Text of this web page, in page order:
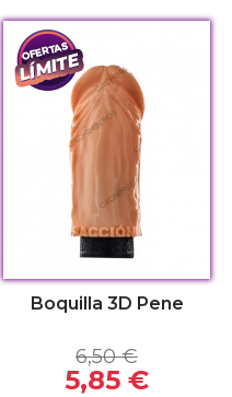
Boquilla 3D Pene
6,50 €
5,85 €